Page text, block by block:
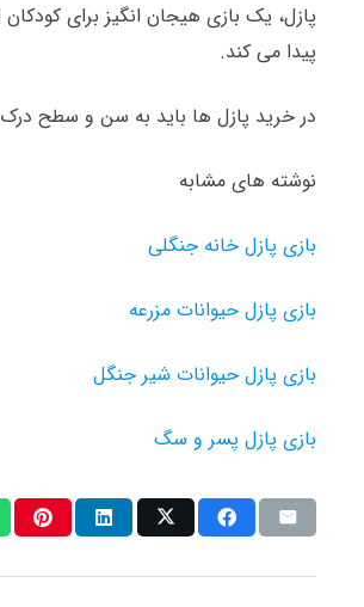
پازل، یک بازی هیجان انگیز برای
پیدا می کند.
در خرید پازل ها باید به سن و سطح
نوشته های مشابه
بازی پازل خانه جنگلی
بازی پازل حیوانات مزرعه
بازی پازل حیوانات شیر جنگل
بازی پازل پسر و سگ